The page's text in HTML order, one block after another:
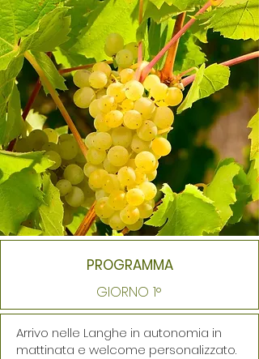
PROGRAMMA
GIORNO 1°
Arrivo nelle Langhe in autonomia in
mattinata e welcome personalizzato.